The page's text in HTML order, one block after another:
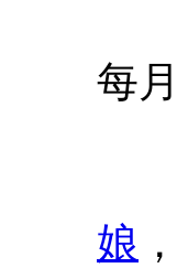
至
每
車
娘